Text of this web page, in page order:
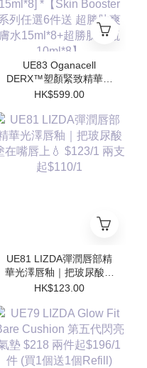
UE83 Oganacell
DERX™塑顏緊致精華霜
50ml$599/1 [*$958/2 送
[*$1437/3送 超勝肽爽膚
水15ml*8] *【Skin
Booster 系列任選6件送
超勝肽爽膚水15ml*8+超
勝肽安瓶10ml*8】
HK$599.00
UE81 LIZDA彈潤唇部精
華光澤唇釉｜把玻尿酸塗
在嘴唇上💧 $123/1 兩支
HK$123.00